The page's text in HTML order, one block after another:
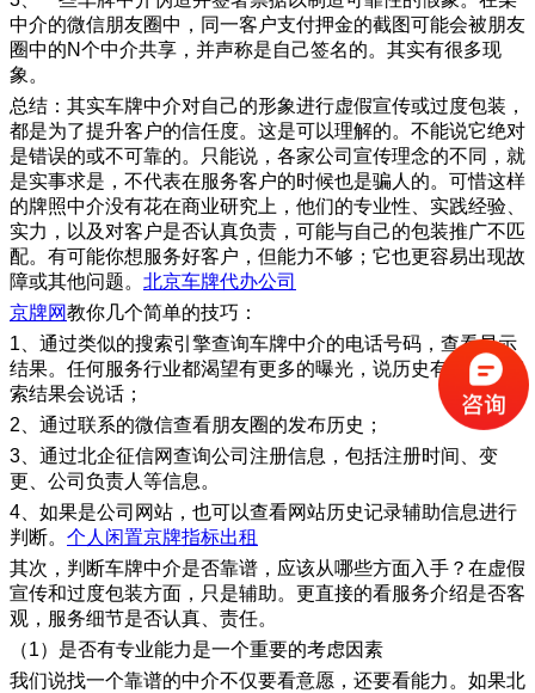
中介的微信朋友圈中，同一客户支付押金的截图可能会被朋友
圈中的N个中介共享，并声称是自己签名的。其实有很多现
象。
总结：其实车牌中介对自己的形象进行虚假宣传或过度包装，
都是为了提升客户的信任度。这是可以理解的。不能说它绝对
是错误的或不可靠的。只能说，各家公司宣传理念的不同，就
是实事求是，不代表在服务客户的时候也是骗人的。可惜这样
的牌照中介没有花在商业研究上，他们的专业性、实践经验、
实力，以及对客户是否认真负责，可能与自己的包装推广不匹
配。有可能你想服务好客户，但能力不够；它也更容易出现故
障或其他问题。 北京车牌代办公司
京牌网教你几个简单的技巧：
1、通过类似的搜索引擎查询车牌中介的电话号码，查看显示
结果。任何服务行业都渴望有更多的曝光，说历史有多长，搜
索结果会说话；
2、通过联系的微信查看朋友圈的发布历史；
3、通过北企征信网查询公司注册信息，包括注册时间、变
更、公司负责人等信息。
4、如果是公司网站，也可以查看网站历史记录辅助信息进行
判断。 个人闲置京牌指标出租
其次，判断车牌中介是否靠谱，应该从哪些方面入手？在虚假
宣传和过度包装方面，只是辅助。更直接的看服务介绍是否客
观，服务细节是否认真、责任。
（1）是否有专业能力是一个重要的考虑因素
我们说找一个靠谱的中介不仅要看意愿，还要看能力。如果北